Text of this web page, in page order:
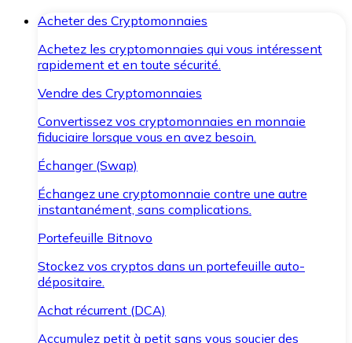
Acheter des Cryptomonnaies
Achetez les cryptomonnaies qui vous intéressent
rapidement et en toute sécurité.
Vendre des Cryptomonnaies
Convertissez vos cryptomonnaies en monnaie
fiduciaire lorsque vous en avez besoin.
Échanger (Swap)
Échangez une cryptomonnaie contre une autre
instantanément, sans complications.
Portefeuille Bitnovo
Stockez vos cryptos dans un portefeuille auto-
dépositaire.
Achat récurrent (DCA)
Accumulez petit à petit sans vous soucier des